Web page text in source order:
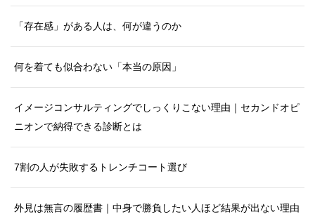
「存在感」がある人は、何が違うのか
何を着ても似合わない「本当の原因」
イメージコンサルティングでしっくりこない理由｜セカンドオピ
ニオンで納得できる診断とは
7割の人が失敗するトレンチコート選び
外見は無言の履歴書｜中身で勝負したい人ほど結果が出ない理由